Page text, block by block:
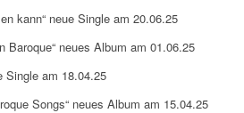
kann“ neue Single am 20.06.25
Baroque“ neues Album am 01.06.25
Single am 18.04.25
Songs“ neues Album am 15.04.25